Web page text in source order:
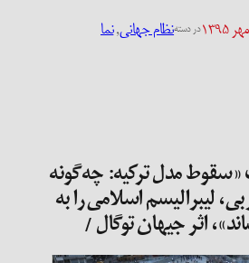
در دستهنظام جهانی, نما
«سقوط مدل ترکیه: چه‌گونه
لیبرالیسم اسلامی را به
اثر جیهان توگال /